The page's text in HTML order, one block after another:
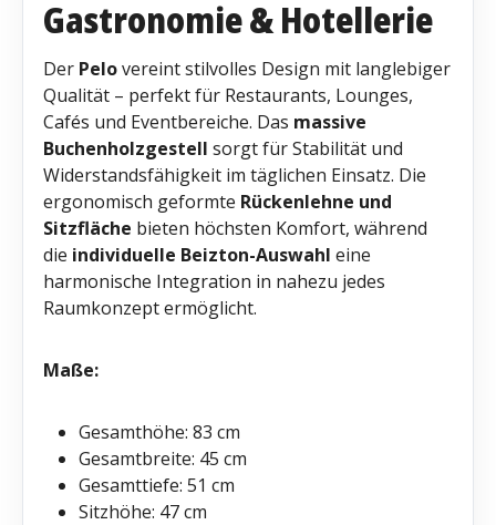
Gastronomie & Hotellerie
Der Pelovereint stilvolles Design mit langlebiger
Qualität – perfekt für Restaurants, Lounges,
Cafés und Eventbereiche. Das massive
Buchenholzgestell sorgt für Stabilität und
Widerstandsfähigkeit im täglichen Einsatz. Die
ergonomisch geformte Rückenlehne und
Sitzfläche bieten höchsten Komfort, während
die individuelle Beizton-Auswahl eine
harmonische Integration in nahezu jedes
Raumkonzept ermöglicht.
Maße:
Gesamthöhe: 83 cm
Gesamtbreite: 45 cm
Gesamttiefe: 51 cm
Sitzhöhe: 47 cm